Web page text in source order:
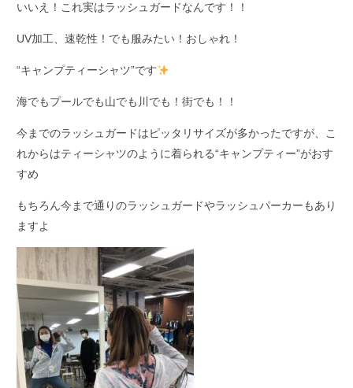
いいえ！これ実はラッシュガードなんです！！
UV加工、速乾性！でも服みたい！おしゃれ！
“キャンプティーシャツ”です
海でもプールでも山でも川でも！街でも！！
今までのラッシュガードはピッタリサイズが多かったですが、こ
れからはティーシャツのように着られる“キャンプティー”がおす
すめ
もちろん今まで通りのラッシュガードやラッシュパーカーもあり
ますよ